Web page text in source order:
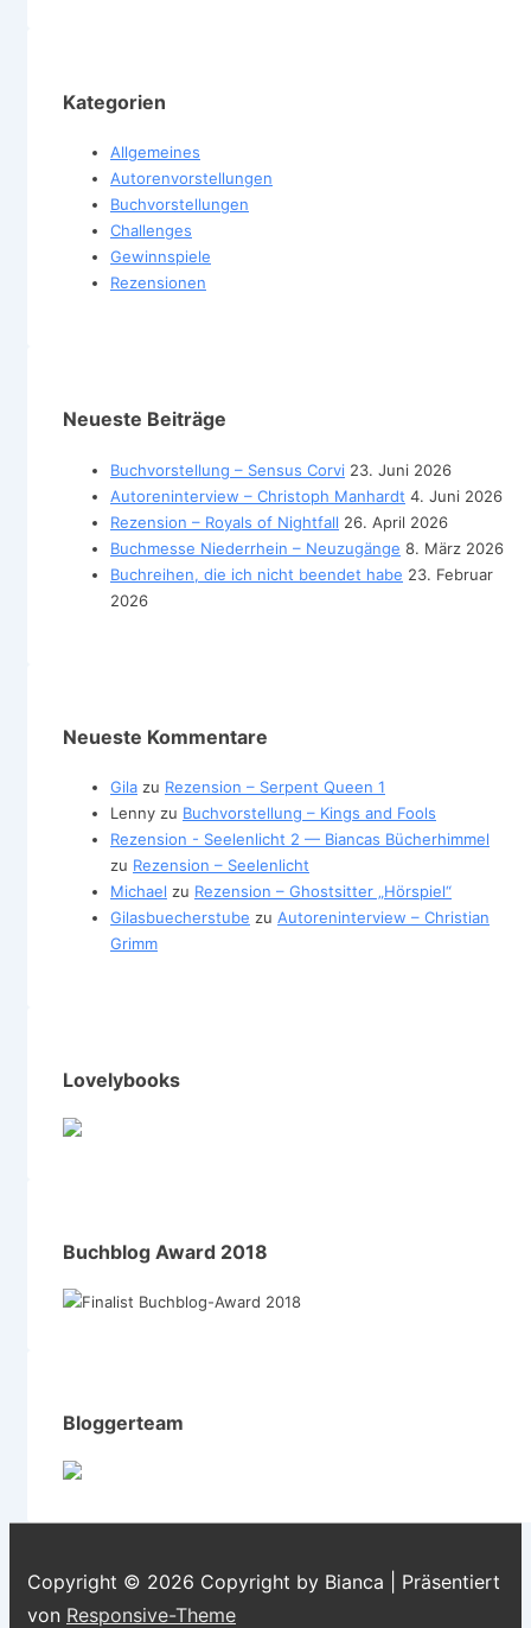
Kategorien
Allgemeines
Autorenvorstellungen
Buchvorstellungen
Challenges
Gewinnspiele
Rezensionen
Neueste Beiträge
Buchvorstellung – Sensus Corvi 23. Juni 2026
Autoreninterview – Christoph Manhardt 4. Juni 2026
Rezension – Royals of Nightfall 26. April 2026
Buchmesse Niederrhein – Neuzugänge 8. März 2026
Buchreihen, die ich nicht beendet habe 23. Februar
2026
Neueste Kommentare
Gila zu Rezension – Serpent Queen 1
Lenny zu Buchvorstellung – Kings and Fools
Rezension - Seelenlicht 2 — Biancas Bücherhimmel
zu Rezension – Seelenlicht
Michael zu Rezension – Ghostsitter „Hörspiel“
Gilasbuecherstube zu Autoreninterview – Christian
Grimm
Lovelybooks
Buchblog Award 2018
Bloggerteam
Copyright © 2026 Copyright by Bianca
| Präsentiert
von Responsive-Theme